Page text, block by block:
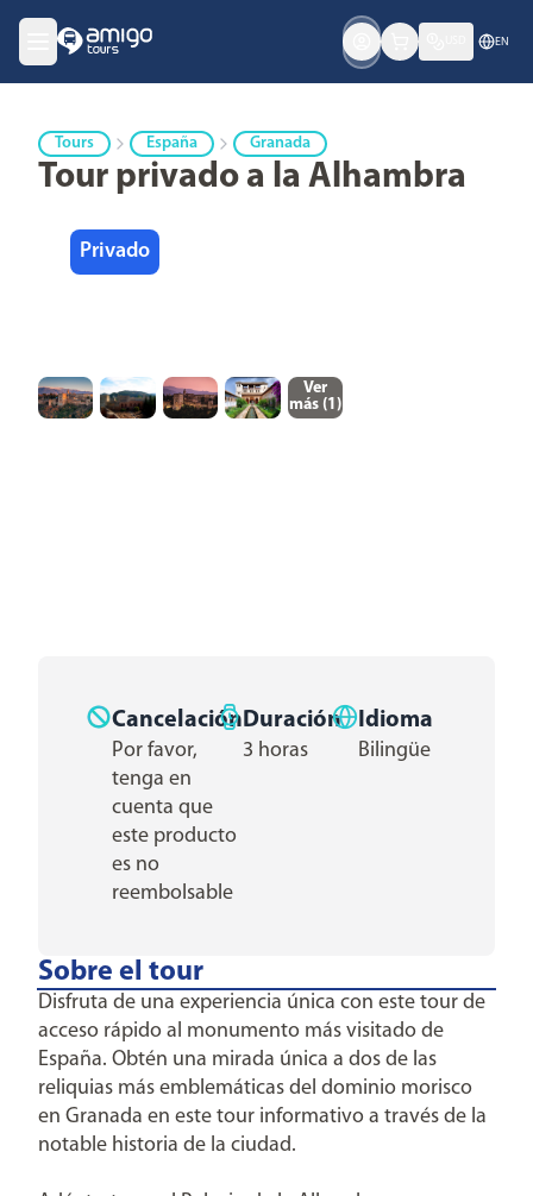
EN
Tours España Granada
Tour privado a la Alhambra
Privado
Ver
más (1)
Cancelación
Por favor,
tenga en
cuenta que
este producto
es no
reembolsable
Duración
3 horas
Idioma
Bilingüe
Sobre el tour
Disfruta de una experiencia única con este tour de
acceso rápido al monumento más visitado de
España. Obtén una mirada única a dos de las
reliquias más emblemáticas del dominio morisco
en Granada en este tour informativo a través de la
notable historia de la ciudad.